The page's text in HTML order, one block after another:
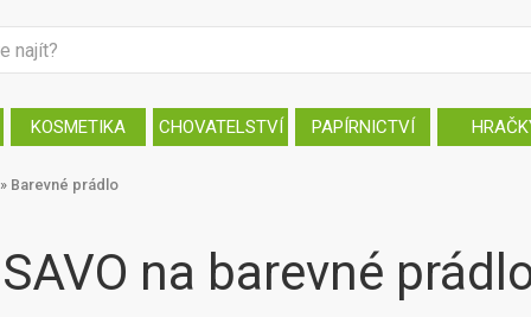
KOSMETIKA CHOVATELSTVÍ PAPÍRNICTVÍ
» Barevné prádlo
SAVO na barevné